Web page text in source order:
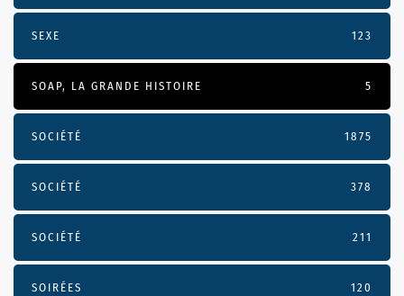
SEXE 123
SOAP, LA GRANDE HISTOIRE 5
SOCIÉTÉ 1875
SOCIÉTÉ 378
SOCIÉTÉ 211
SOIRÉES 120